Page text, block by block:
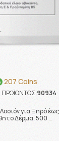
207 Coins
ΠΡΟΪΟΝΤΟΣ:90934
για Ξηρό έως
Δέρμα, 500 …